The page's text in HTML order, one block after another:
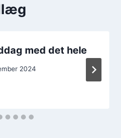
med det hele
2024